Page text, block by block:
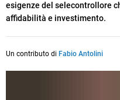
esigenze del selecontrollore
affidabilità e investimento.
Un contributo di Fabio Antolini